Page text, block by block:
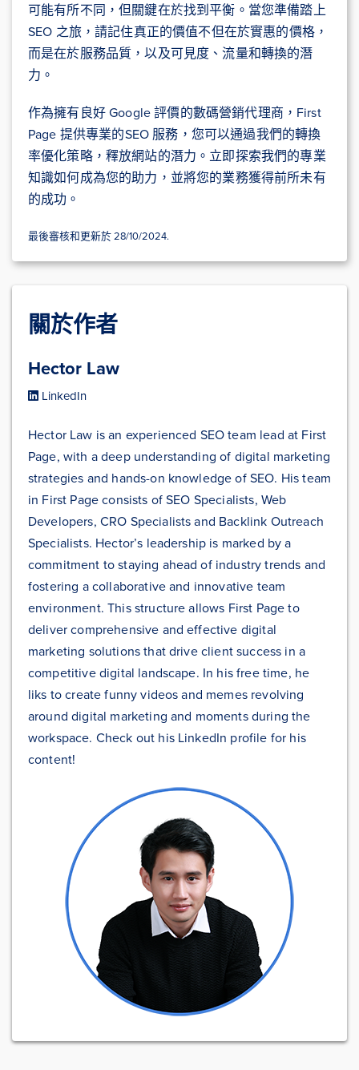
可能有所不同，但關鍵在於找到平衡。當您準備踏上
SEO 之旅，請記住真正的價值不但在於實惠的價格，
而是在於服務品質，以及可見度、流量和轉換的潛
力。
作為擁有良好 Google 評價的數碼營銷代理商，First
Page 提供專業的SEO 服務，您可以通過我們的轉換
率優化策略，釋放網站的潛力。立即探索我們的專業
知識如何成為您的助力，並將您的業務獲得前所未有
的成功。
最後審核和更新於 28/10/2024.
關於作者
Hector Law
LinkedIn
Hector Law is an experienced SEO team lead at First
Page, with a deep understanding of digital marketing
strategies and hands-on knowledge of SEO. His team
in First Page consists of SEO Specialists, Web
Developers, CRO Specialists and Backlink Outreach
Specialists. Hector’s leadership is marked by a
commitment to staying ahead of industry trends and
fostering a collaborative and innovative team
environment. This structure allows First Page to
deliver comprehensive and effective digital
marketing solutions that drive client success in a
competitive digital landscape. In his free time, he
liks to create funny videos and memes revolving
around digital marketing and moments during the
workspace. Check out his LinkedIn profile for his
content!